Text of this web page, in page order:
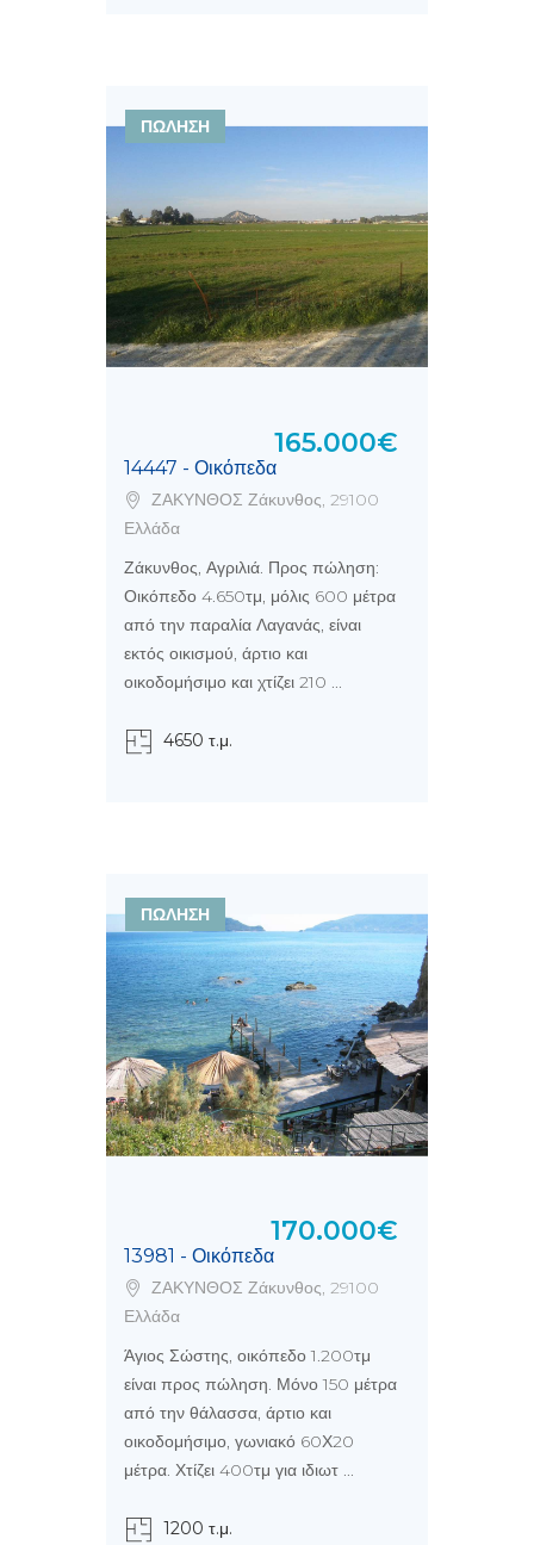
ΠΩΛΗΣΗ
14447 - Οικόπεδα
165.000€
ΖΑΚΥΝΘΟΣ Ζάκυνθος, 29100
Ελλάδα
Ζάκυνθος, Αγριλιά. Προς πώληση:
Οικόπεδο 4.650τμ, μόλις 600 μέτρα
από την παραλία Λαγανάς, είναι
εκτός οικισμού, άρτιο και
οικοδομήσιμο και χτίζει 210 ...
4650 τ.μ.
ΠΩΛΗΣΗ
13981 - Οικόπεδα
170.000€
ΖΑΚΥΝΘΟΣ Ζάκυνθος, 29100
Ελλάδα
Άγιος Σώστης, οικόπεδο 1.200τμ
είναι προς πώληση. Μόνο 150 μέτρα
από την θάλασσα, άρτιο και
οικοδομήσιμο, γωνιακό 60Χ20
μέτρα. Χτίζει 400τμ για ιδιωτ ...
1200 τ.μ.